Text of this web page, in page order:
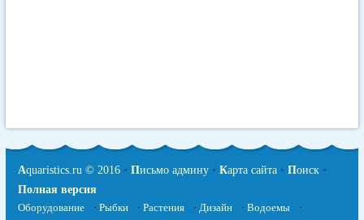
Aquaristics.ru © 2016 • Письмо админу • Карта сайта • Поиск •
Полная версия
Оборудование
· Рыбки · Растения · Дизайн · Водоемы
·